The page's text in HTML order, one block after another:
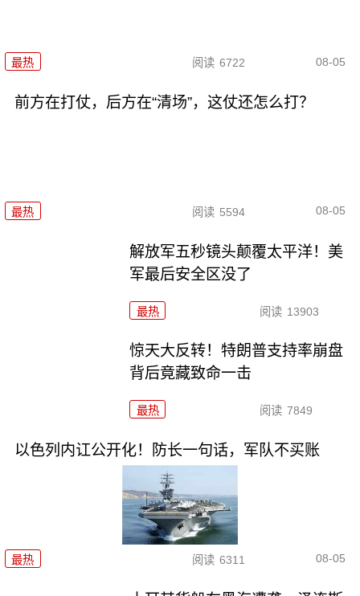
最热 阅读 6722 08-05
前方在打仗，后方在“清场”，这仗还怎么打？
最热 阅读 5594 08-05
解放军五秒镜头颠覆太平洋！美
军最后安全区没了
最热 阅读 13903
惊天大反转！特朗普支持率崩盘
背后竟藏致命一击
最热 阅读 7849
以色列内讧公开化！防长一句话，军队不买账
最热 阅读 6311 08-05